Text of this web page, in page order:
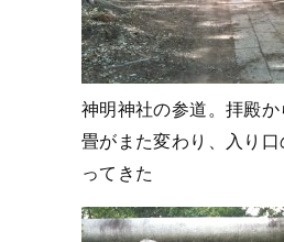
神明神社の参道。拝殿
畳がまた変わり、入り
ってきた